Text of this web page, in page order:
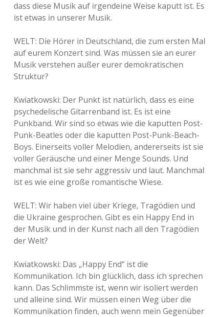
dass diese Musik auf irgendeine Weise kaputt ist. Es
ist etwas in unserer Musik.
WELT: Die Hörer in Deutschland, die zum ersten Mal
auf eurem Konzert sind. Was müssen sie an eurer
Musik verstehen außer eurer demokratischen
Struktur?
Kwiatkowski: Der Punkt ist natürlich, dass es eine
psychedelische Gitarrenband ist. Es ist eine
Punkband. Wir sind so etwas wie die kaputten Post-
Punk-Beatles oder die kaputten Post-Punk-Beach-
Boys. Einerseits voller Melodien, andererseits ist sie
voller Geräusche und einer Menge Sounds. Und
manchmal ist sie sehr aggressiv und laut. Manchmal
ist es wie eine große romantische Wiese.
WELT: Wir haben viel über Kriege, Tragödien und
die Ukraine gesprochen. Gibt es ein Happy End in
der Musik und in der Kunst nach all den Tragödien
der Welt?
Kwiatkowski: Das „Happy End“ ist die
Kommunikation. Ich bin glücklich, dass ich sprechen
kann. Das Schlimmste ist, wenn wir isoliert werden
und alleine sind. Wir müssen einen Weg über die
Kommunikation finden, auch wenn mein Gegenüber